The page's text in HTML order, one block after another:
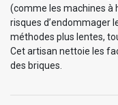
(comme les machines à
risques d’endommager
méthodes plus lentes,
Cet artisan nettoie les
des briques.